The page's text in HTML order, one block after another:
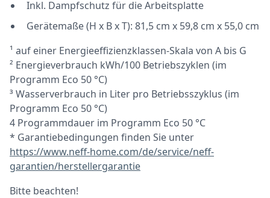
Inkl. Dampfschutz für die Arbeitsplatte
Gerätemaße (H x B x T): 81,5 cm x 59,8 cm x 55,0 cm
¹ auf einer Energieeffizienzklassen-Skala von A bis G
² Energieverbrauch kWh/100 Betriebszyklen (im
Programm Eco 50 °C)
³ Wasserverbrauch in Liter pro Betriebsszyklus (im
Programm Eco 50 °C)
4 Programmdauer im Programm Eco 50 °C
* Garantiebedingungen finden Sie unter
https://www.neff-home.com/de/service/neff-
garantien/herstellergarantie
Bitte beachten!